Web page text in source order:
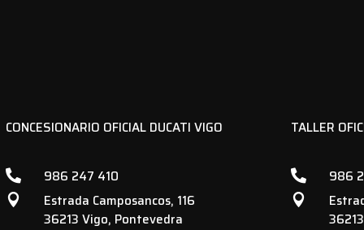
CONCESIONARIO OFICIAL DUCATI VIGO
 986 247 410

Estrada Camposancos, 116
36213 Vigo, Pontevedra
TALLER
 986
